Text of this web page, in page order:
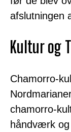
afslutningen
Kultur og
Chamorro-
chamorro-
håndværk